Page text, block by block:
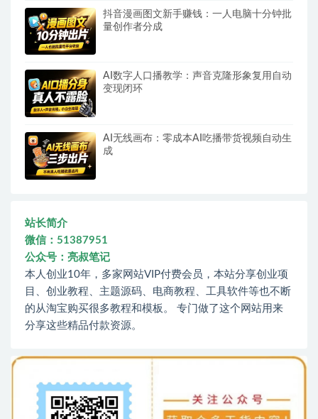
抖音漫画图文新手赚钱：一人电脑十分钟批
量创作者分成
AI数字人口播教学：声音克隆形象复用自动
变现闭环
AI无线画布：零成本AI吃播带货视频自动生
成
站长简介
微信：51387951
公众号：亮叔笔记
本人创业10年，多家网站VIP付费会员，本站分享创业项
目、创业教程、主题源码、电商教程、工具软件等也不断
的从淘宝购买很多教程和模板。 专门做了这个网站用来
分享这些精品付款资源。